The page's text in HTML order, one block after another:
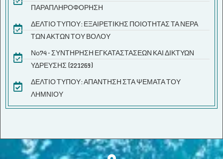
ΠΑΡΑΠΛΗΡΟΦΟΡΗΣΗ
ΔΕΛΤΙΟ ΤΥΠΟΥ: ΕΞΑΙΡΕΤΙΚΗΣ ΠΟΙΟΤΗΤΑΣ ΤΑ ΝΕΡΑ
ΤΩΝ ΑΚΤΩΝ ΤΟΥ ΒΟΛΟΥ
Νο74 - ΣΥΝΤΗΡΗΣΗ ΕΓΚΑΤΑΣΤΑΣΕΩΝ ΚΑΙ ΔΙΚΤΥΩΝ
ΥΔΡΕΥΣΗΣ (221269)
ΔΕΛΤΙΟ ΤΥΠΟΥ: ΑΠΑΝΤΗΣΗ ΣΤΑ ΨΕΜΑΤΑ ΤΟΥ
ΛΗΜΝΙΟΥ